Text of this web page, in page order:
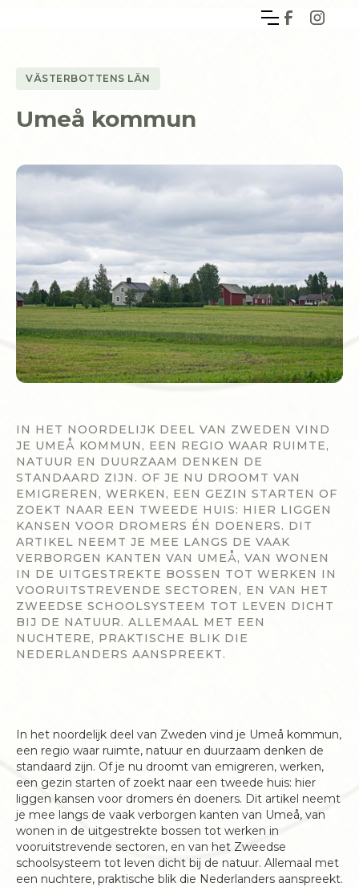
VÄSTERBOTTENS LÄN
Umeå kommun
IN HET NOORDELIJK DEEL VAN ZWEDEN VIND
JE UMEÅ KOMMUN, EEN REGIO WAAR RUIMTE,
NATUUR EN DUURZAAM DENKEN DE
STANDAARD ZIJN. OF JE NU DROOMT VAN
EMIGREREN, WERKEN, EEN GEZIN STARTEN OF
ZOEKT NAAR EEN TWEEDE HUIS: HIER LIGGEN
KANSEN VOOR DROMERS ÉN DOENERS. DIT
ARTIKEL NEEMT JE MEE LANGS DE VAAK
VERBORGEN KANTEN VAN UMEÅ, VAN WONEN
IN DE UITGESTREKTE BOSSEN TOT WERKEN IN
VOORUITSTREVENDE SECTOREN, EN VAN HET
ZWEEDSE SCHOOLSYSTEEM TOT LEVEN DICHT
BIJ DE NATUUR. ALLEMAAL MET EEN
NUCHTERE, PRAKTISCHE BLIK DIE
NEDERLANDERS AANSPREEKT.
In het noordelijk deel van Zweden vind je Umeå kommun,
een regio waar ruimte, natuur en duurzaam denken de
standaard zijn. Of je nu droomt van emigreren, werken,
een gezin starten of zoekt naar een tweede huis: hier
liggen kansen voor dromers én doeners. Dit artikel neemt
je mee langs de vaak verborgen kanten van Umeå, van
wonen in de uitgestrekte bossen tot werken in
vooruitstrevende sectoren, en van het Zweedse
schoolsysteem tot leven dicht bij de natuur. Allemaal met
een nuchtere, praktische blik die Nederlanders aanspreekt.